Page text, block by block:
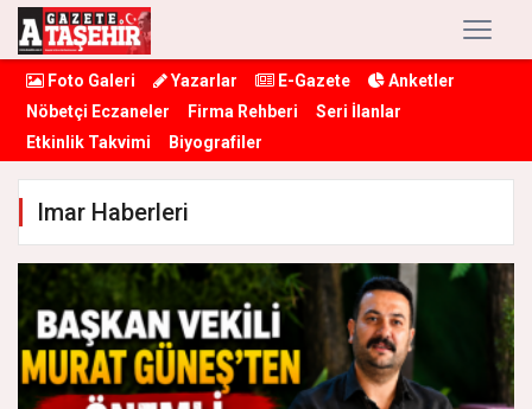
Foto Galeri Yazarlar E-Gazete
Anketler
Nöbetçi Eczaneler
Firma Rehberi
Seri İlanlar
Etkinlik Takvimi
Biyografiler
Imar Haberleri